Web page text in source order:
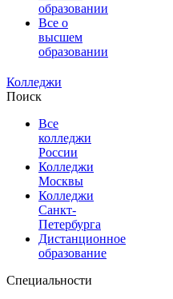
образовании
Все о
высшем
образовании
Колледжи
Поиск
Все
колледжи
России
Колледжи
Москвы
Колледжи
Санкт-
Петербурга
Дистанционное
образование
Специальности